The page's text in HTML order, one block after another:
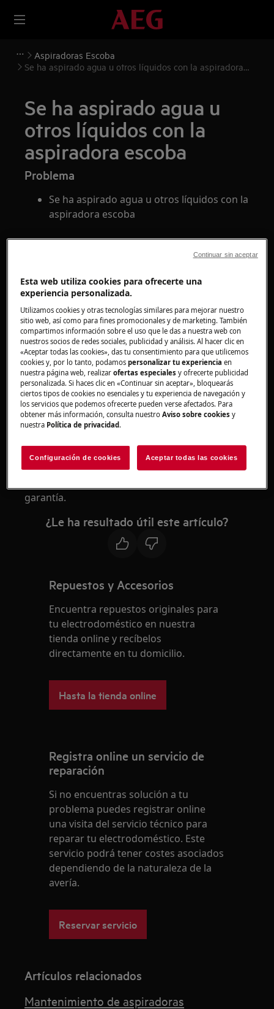
Aspiradoras Escoba
Se ha aspirado agua u otros líquidos con la aspiradora
Se ha aspirado agua u
otros líquidos con la
aspiradora escoba
Problema
Se ha aspirado agua u otros líquidos con la
aspiradora escoba
Se aplica a
Solución
1. Apague el producto y déjelo secar durante
48 h.
¡No lo coloque en el soporte de carga!
2. Si el producto ya no funciona, será
necesario reemplazar el motor en un centro
de servicio AEG autorizado.
Nota:Los daños al motor causados por la
garantía.
¿Le ha resultado útil este artículo?
Repuestos y Accesorios
Encuentra repuestos originales para
tu electrodoméstico en nuestra
tienda online y recíbelos
directamente en tu domicilio.
Hasta la tienda online
Registra online un servicio de
reparación
Si no encuentras solución a tu
problema puedes registrar online
una visita del servicio técnico para
reparar tu electrodoméstico. Este
servicio podrá tener costes asociados
dependiendo de la naturaleza de la
avería.
Reservar servicio
Artículos relacionados
Mantenimiento de aspiradoras
Esta web utiliza cookies para ofrecerte una
experiencia personalizada.
Utilizamos cookies y otras tecnologías similares para mejorar nuestro
sitio web, así como para fines promocionales y de marketing. También
compartimos información sobre el uso que le das a nuestra web con
nuestros socios de redes sociales, publicidad y análisis. Al hacer clic en
«Aceptar todas las cookies», das tu consentimiento para que utilicemos
cookies y, por lo tanto, podamospersonalizar tu experienciaen
nuestra página web, realizarofertas especiales y ofrecerte publicidad
personalizada. Si haces clic en «Continuar sin aceptar», bloquearás
ciertos tipos de cookies no esenciales y tu experiencia de navegación y
los servicios que podemos ofrecerte pueden verse afectados. Para
obtener más información, consulta nuestroAviso sobre cookies y
nuestra Política de privacidad.
Configuración de cookies Aceptar todas las cookies
Continuar sin aceptar